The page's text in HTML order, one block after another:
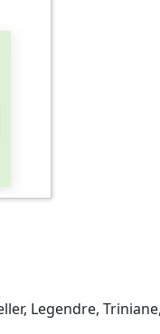
Legendre,